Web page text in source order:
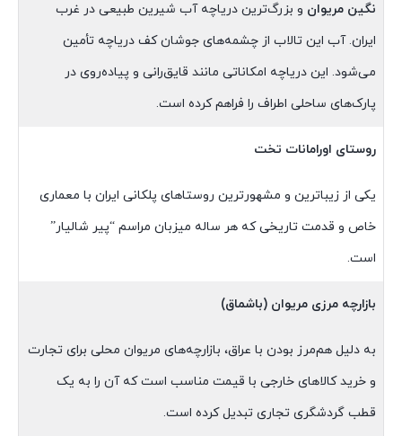
نگین مریوان و بزرگ‌ترین دریاچه آب شیرین طبیعی در غرب
ایران. آب این تالاب از چشمه‌های جوشان کف دریاچه تأمین
می‌شود. این دریاچه امکاناتی مانند قایق‌رانی و پیاده‌روی در
پارک‌های ساحلی اطراف را فراهم کرده است.
روستای اورامانات تخت
یکی از زیباترین و مشهورترین روستاهای پلکانی ایران با معماری
خاص و قدمت تاریخی که هر ساله میزبان مراسم “پیر شالیار”
است.
بازارچه مرزی مریوان (باشماق)
به دلیل هم‌مرز بودن با عراق، بازارچه‌های مریوان محلی برای تجارت
و خرید کالاهای خارجی با قیمت مناسب است که آن را به یک
قطب گردشگری تجاری تبدیل کرده است.